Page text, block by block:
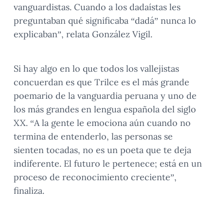
vanguardistas. Cuando a los dadaístas les
preguntaban qué significaba “dadá” nunca lo
explicaban”, relata González Vigil.
Si hay algo en lo que todos los vallejistas
concuerdan es que Trilce es el más grande
poemario de la vanguardia peruana y uno de
los más grandes en lengua española del siglo
XX. “A la gente le emociona aún cuando no
termina de entenderlo, las personas se
sienten tocadas, no es un poeta que te deja
indiferente. El futuro le pertenece; está en un
proceso de reconocimiento creciente”,
finaliza.